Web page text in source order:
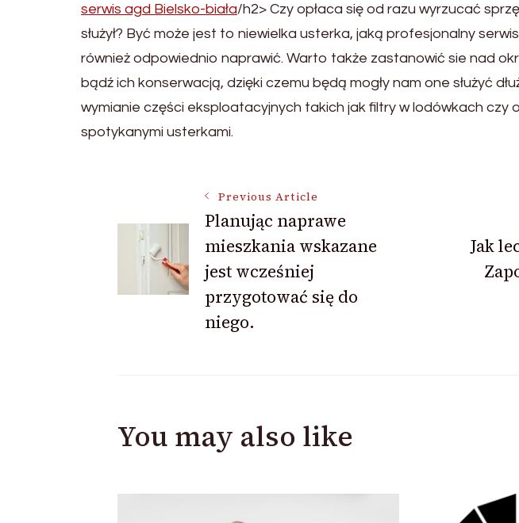
serwis agd Bielsko-biała/h2> Czy opłaca się od razu wyrzucać
służył? Być może jest to niewielka usterka, jaką profesjonalny
również odpowiednio naprawić. Warto także zastanowić sie nad
bądź ich konserwacją, dzięki czemu będą mogły nam one służyć
wymianie części eksploatacyjnych takich jak filtry w lodówkach czy
spotykanymi usterkami.
Navigation
Previous Article
Planując naprawe
mieszkania wskazane
jest wcześniej
przygotować się do
niego.
Jak
You may also like